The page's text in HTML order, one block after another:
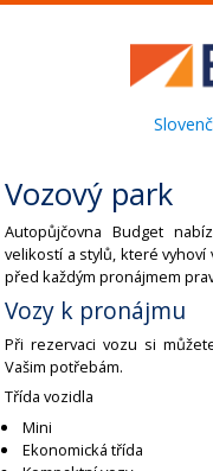
Vozový park
Autopůjčovna Budget
velikostí a stylů, které vyhoví
před každým pronájmem
Vozy k pronájmu
Při rezervaci vozu si
Vašim potřebám.
Třída vozidla
Mini
Ekonomická třída